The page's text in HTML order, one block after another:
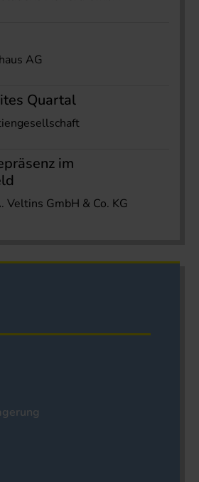
AG
Quartal
im
Veltins GmbH & Co. KG